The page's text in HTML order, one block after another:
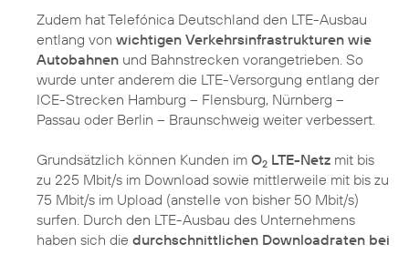
Zudem hat Telefónica Deutschland den LTE-Ausbau
entlang von wichtigen Verkehrsinfrastrukturen wie
Autobahnen und Bahnstrecken vorangetrieben. So
wurde unter anderem die LTE-Versorgung entlang der
ICE-Strecken Hamburg – Flensburg, Nürnberg –
Passau oder Berlin – Braunschweig weiter verbessert.
Grundsätzlich können Kunden im O2 LTE-Netz mit bis
zu 225 Mbit/s im Download sowie mittlerweile mit bis zu
75 Mbit/s im Upload (anstelle von bisher 50 Mbit/s)
surfen. Durch den LTE-Ausbau des Unternehmens
haben sich die durchschnittlichen Downloadraten bei